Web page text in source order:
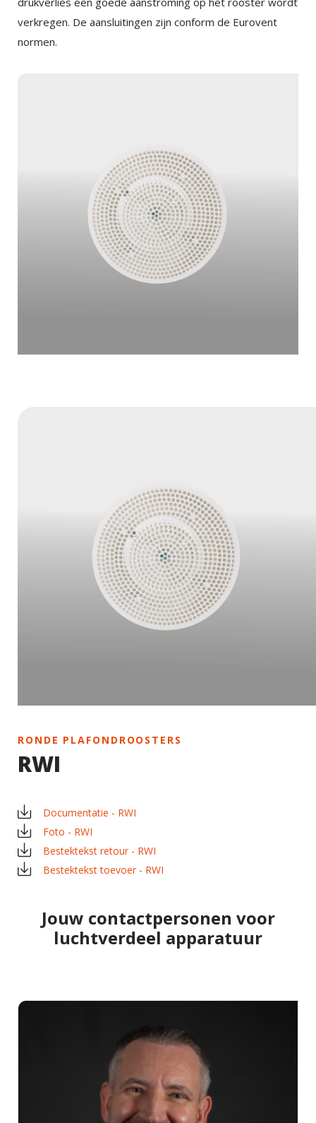
verkregen. De aansluitingen zijn conform de Eurovent
normen.
RONDE PLAFONDROOSTERS
RWI
Documentatie - RWI
Foto - RWI
Bestektekst retour - RWI
Bestektekst toevoer - RWI
Jouw contactpersonen voor
luchtverdeel apparatuur